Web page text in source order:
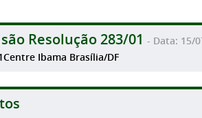
Resolução 283/01 - Data: 15/
Ibama Brasília/DF